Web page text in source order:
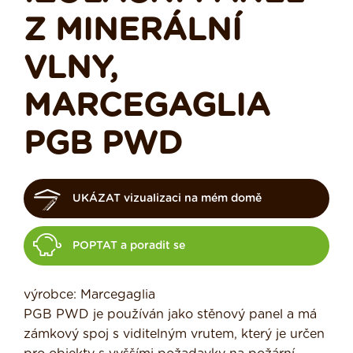
Z MINERÁLNÍ
VLNY,
MARCEGAGLIA
PGB PWD
UKÁZAT vizualizaci na mém domě
POPTAT a poradit se
výrobce: Marcegaglia
PGB PWD je používán jako stěnový panel a má
zámkový spoj s viditelným vrutem, který je určen